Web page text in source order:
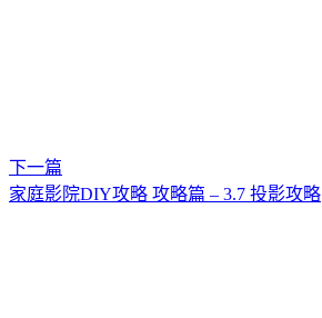
下一篇
家庭影院DIY攻略 攻略篇 – 3.7 投影攻略